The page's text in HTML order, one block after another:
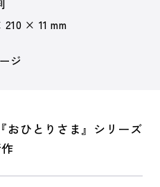
× 11 mm
ジ
おひとりさま』シリーズ